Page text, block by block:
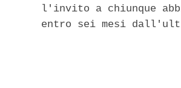
l'invito a chiunque
entro sei mesi